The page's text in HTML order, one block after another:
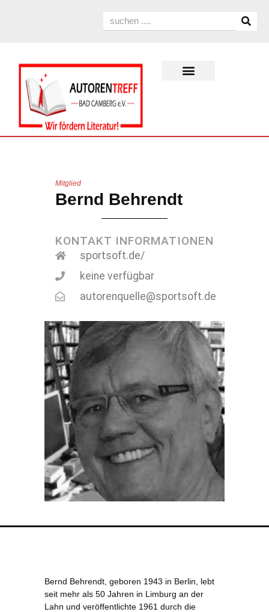
Mitglied
Bernd Behrendt
KONTAKT INFORMATIONEN
sportsoft.de/
keine verfügbar
autorenquelle@sportsoft.de
Bernd Behrendt, geboren 1943 in Berlin, lebt
seit mehr als 50 Jahren in Limburg an der
Lahn und veröffentlichte 1961 durch die